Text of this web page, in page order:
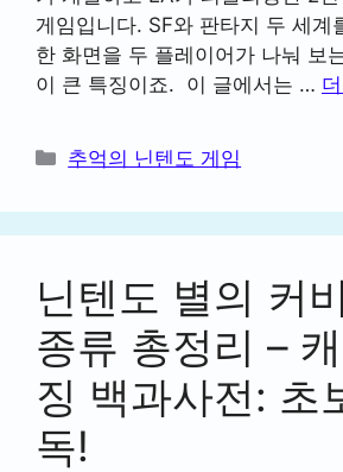
게임입니다. SF와 판타지 두 세계
한 화면을 두 플레이어가 나눠 보
이 큰 특징이죠. 이 글에서는 …
카
고
리
추억의 닌텐도 게임
닌텐도 별의 커
종류 총정리 –
징 백과사전: 초
독!